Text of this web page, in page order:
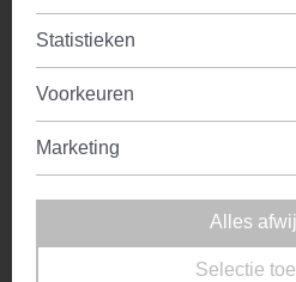
Ingredienten
Kenmerken
stimulerend
Voor- en na de
Statistieken
Voorkeuren
Marketing
Alles
Selectie